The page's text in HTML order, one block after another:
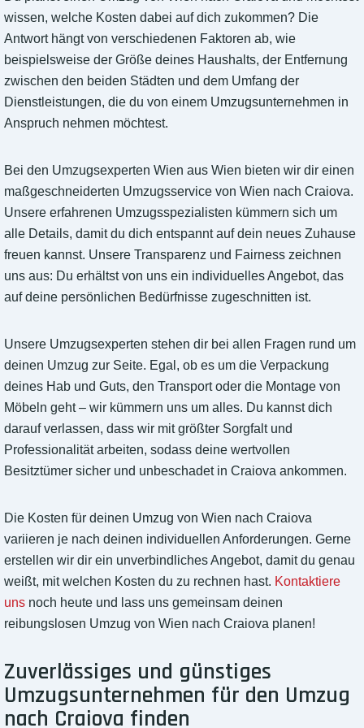
wissen, welche Kosten dabei auf dich zukommen? Die
Antwort hängt von verschiedenen Faktoren ab, wie
beispielsweise der Größe deines Haushalts, der Entfernung
zwischen den beiden Städten und dem Umfang der
Dienstleistungen, die du von einem Umzugsunternehmen in
Anspruch nehmen möchtest.
Bei den Umzugsexperten Wien aus Wien bieten wir dir einen
maßgeschneiderten Umzugsservice von Wien nach Craiova.
Unsere erfahrenen Umzugsspezialisten kümmern sich um
alle Details, damit du dich entspannt auf dein neues Zuhause
freuen kannst. Unsere Transparenz und Fairness zeichnen
uns aus: Du erhältst von uns ein individuelles Angebot, das
auf deine persönlichen Bedürfnisse zugeschnitten ist.
Unsere Umzugsexperten stehen dir bei allen Fragen rund um
deinen Umzug zur Seite. Egal, ob es um die Verpackung
deines Hab und Guts, den Transport oder die Montage von
Möbeln geht – wir kümmern uns um alles. Du kannst dich
darauf verlassen, dass wir mit größter Sorgfalt und
Professionalität arbeiten, sodass deine wertvollen
Besitztümer sicher und unbeschadet in Craiova ankommen.
Die Kosten für deinen Umzug von Wien nach Craiova
variieren je nach deinen individuellen Anforderungen. Gerne
erstellen wir dir ein unverbindliches Angebot, damit du genau
weißt, mit welchen Kosten du zu rechnen hast. Kontaktiere
uns noch heute und lass uns gemeinsam deinen
reibungslosen Umzug von Wien nach Craiova planen!
Zuverlässiges und günstiges
Umzugsunternehmen für den Umzug
nach Craiova finden